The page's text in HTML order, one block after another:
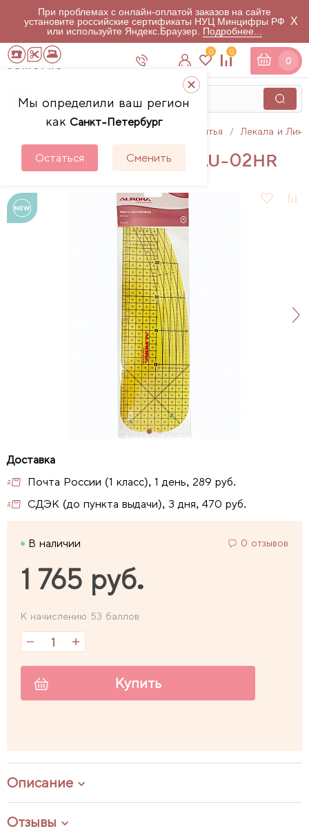
При проблемах с онлайн-оплатой заказов на сайте
установите российские сертификаты НУЦ Минцифры РФ
или используйте Яндекс.Браузер. Подробнее...
X
Мы определили ваш регион
как Санкт-Петербург
Остаться Сменить
0 0
0
Аксессуары для шитья Лекала и
Лекало жаропрочное AU-02HR
Почта России (1 класс), 1 день, 289 руб.
СДЭК (до пункта выдачи), 3 дня, 470 руб.
В наличии 0 отзывов
1 765 руб.
К начислению 53 баллов
Купить
Описание
Отзывы